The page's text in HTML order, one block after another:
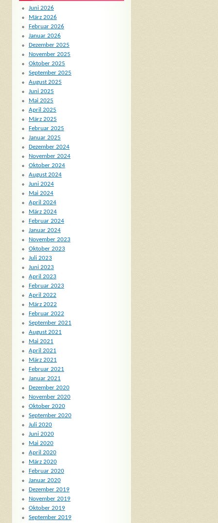
Juni 2026
März 2026
Februar 2026
Januar 2026
Dezember 2025
November 2025
Oktober 2025
September 2025
August 2025
Juni 2025
Mai 2025
April 2025
März 2025
Februar 2025
Januar 2025
Dezember 2024
November 2024
Oktober 2024
August 2024
Juni 2024
Mai 2024
April 2024
März 2024
Februar 2024
Januar 2024
November 2023
Oktober 2023
Juli 2023
Juni 2023
April 2023
Februar 2023
April 2022
März 2022
Februar 2022
September 2021
August 2021
Mai 2021
April 2021
März 2021
Februar 2021
Januar 2021
Dezember 2020
November 2020
Oktober 2020
September 2020
Juli 2020
Juni 2020
Mai 2020
April 2020
März 2020
Februar 2020
Januar 2020
Dezember 2019
November 2019
Oktober 2019
September 2019